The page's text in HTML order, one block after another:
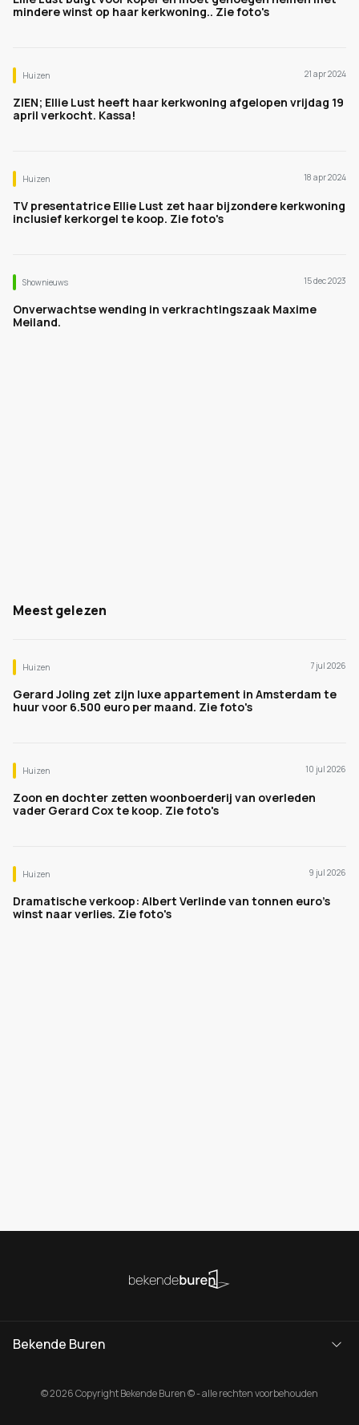
mindere winst op haar kerkwoning.. Zie foto's
Huizen 21 apr 2024
ZIEN; Ellie Lust heeft haar kerkwoning afgelopen vrijdag 19
april verkocht. Kassa!
Huizen 18 apr 2024
TV presentatrice Ellie Lust zet haar bijzondere kerkwoning
inclusief kerkorgel te koop. Zie foto's
Shownieuws 15 dec 2023
Onverwachtse wending in verkrachtingszaak Maxime
Meiland.
Meest gelezen
Huizen 7 jul 2026
Gerard Joling zet zijn luxe appartement in Amsterdam te
huur voor 6.500 euro per maand. Zie foto's
Huizen 10 jul 2026
Zoon en dochter zetten woonboerderij van overleden
vader Gerard Cox te koop. Zie foto's
Huizen 9 jul 2026
Dramatische verkoop: Albert Verlinde van tonnen euro's
winst naar verlies. Zie foto's
Bekende Buren
© 2026 Copyright Bekende Buren © - alle rechten voorbehouden